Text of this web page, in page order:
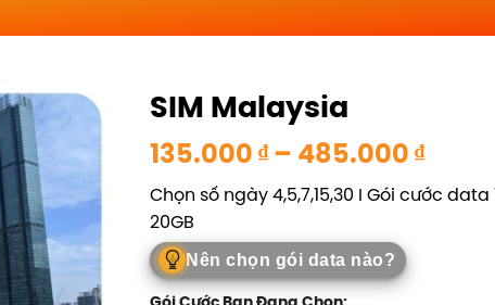
SIM Malaysia
135.000₫ – 485.000₫
giá:
từ
Chọn số ngày 4,5,7,15,30 I Gói cước
20GB
Nên chọn gói data nào?